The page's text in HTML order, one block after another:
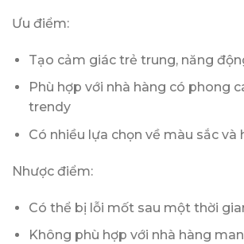
Ưu điểm:
Tạo cảm giác trẻ trung, năng
Phù hợp với nhà hàng có phong
trendy
Có nhiều lựa chọn về màu sắc và
Nhược điểm:
Có thể bị lỗi mốt sau một thời
Không phù hợp với nhà hàng